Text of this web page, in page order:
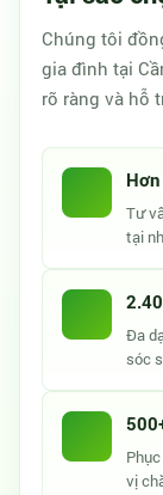
Chúng tôi
gia đình tại
rõ ràng và hỗ
Tư
tại
Đa
sóc
vị